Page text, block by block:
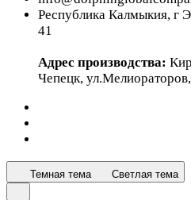
Республика Калмыкия, г
41
Адрес производства:
Чепецк,
Темная тема Светлая тема